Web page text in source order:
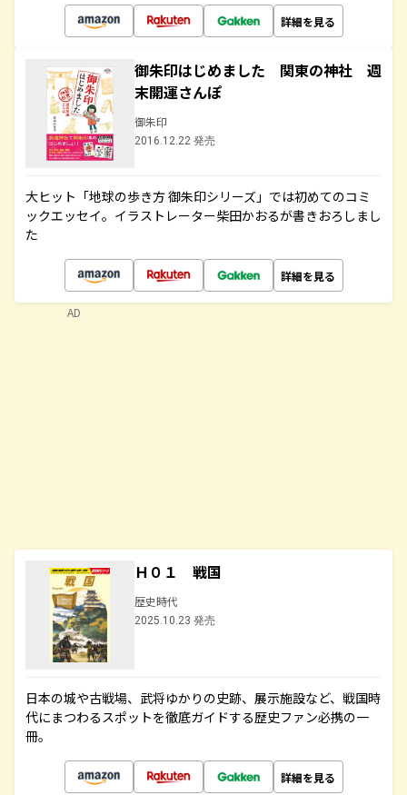
詳細を見る
御朱印はじめました 関東の神社 週
末開運さんぽ
御朱印
2016.12.22 発売
大ヒット「地球の歩き方 御朱印シリーズ」では初めてのコミ
ックエッセイ。イラストレーター柴田かおるが書きおろしまし
た
詳細を見る
Ｈ０１ 戦国
歴史時代
2025.10.23 発売
日本の城や古戦場、武将ゆかりの史跡、展示施設など、戦国時
代にまつわるスポットを徹底ガイドする歴史ファン必携の一
冊。
詳細を見る
AD